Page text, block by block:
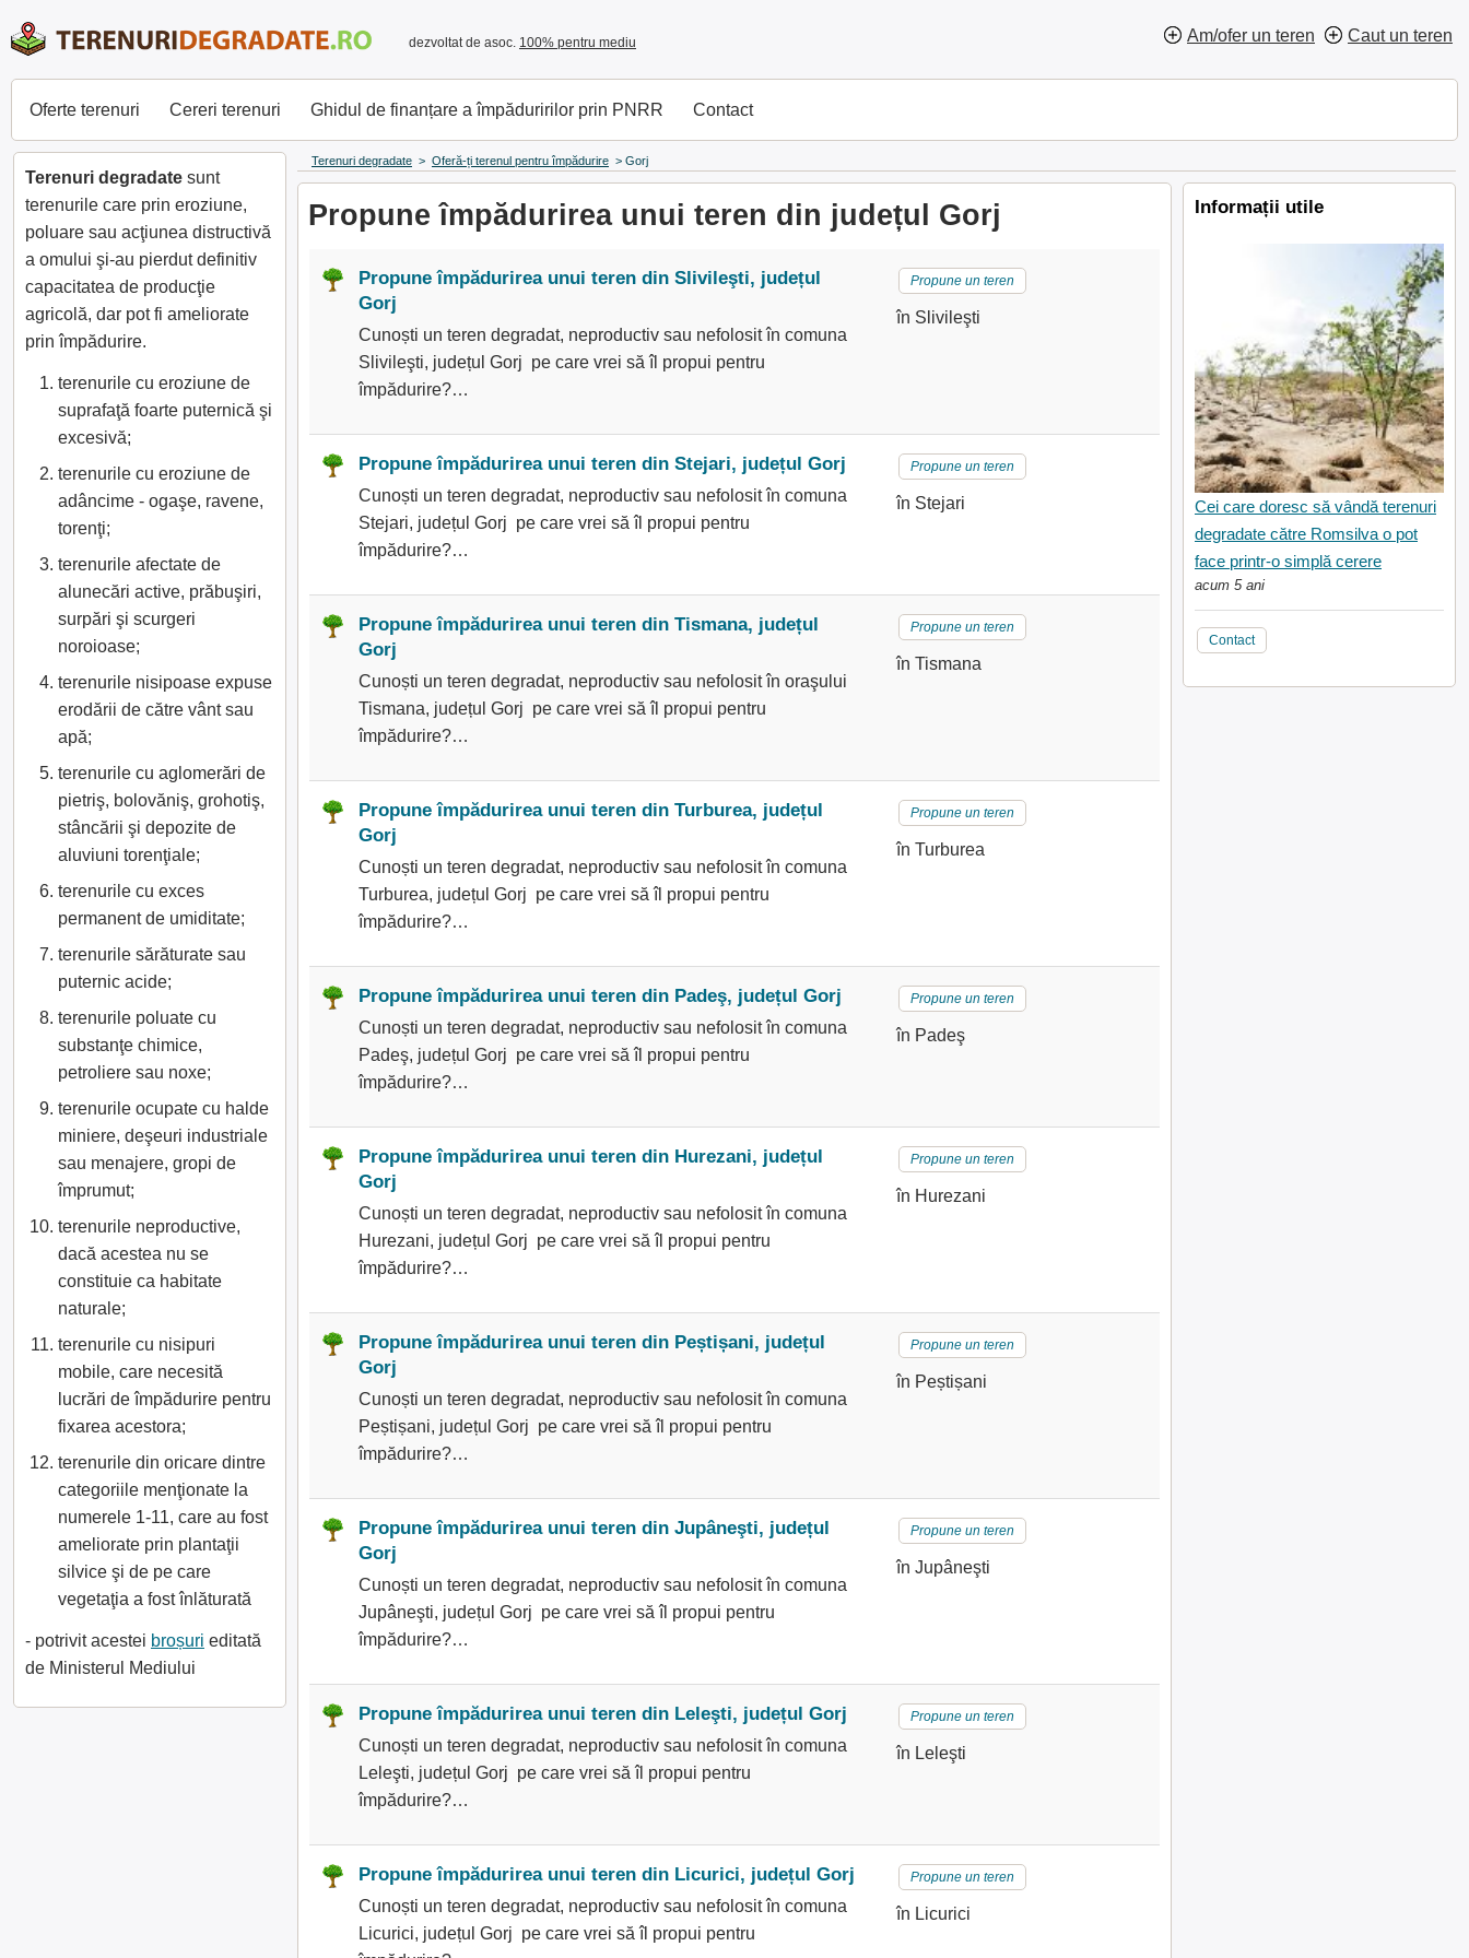
dezvoltat de asoc. 100% pentru mediu Am/ofer un teren Caut un teren
Oferte terenuri Cereri terenuri Ghidul de finanțare a împăduririlor prin PNRR Contact
Terenuri degradate > Oferă-ți terenul pentru împădurire > Gorj
Propune împădurirea unui teren din județul Gorj
Propune împădurirea unui teren din Slivileşti, județul
Gorj
Cunoști un teren degradat, neproductiv sau nefolosit în comuna
Slivileşti, județul Gorj pe care vrei să îl propui pentru
împădurire?…
Propune un teren
în Slivileşti
Propune împădurirea unui teren din Stejari, județul Gorj
Cunoști un teren degradat, neproductiv sau nefolosit în comuna
Stejari, județul Gorj pe care vrei să îl propui pentru
împădurire?…
Propune un teren
în Stejari
Propune împădurirea unui teren din Tismana, județul
Gorj
Cunoști un teren degradat, neproductiv sau nefolosit în oraşului
Tismana, județul Gorj pe care vrei să îl propui pentru
împădurire?…
Propune un teren
în Tismana
Propune împădurirea unui teren din Turburea, județul
Gorj
Cunoști un teren degradat, neproductiv sau nefolosit în comuna
Turburea, județul Gorj pe care vrei să îl propui pentru
împădurire?…
Propune un teren
în Turburea
Propune împădurirea unui teren din Padeş, județul Gorj
Cunoști un teren degradat, neproductiv sau nefolosit în comuna
Padeş, județul Gorj pe care vrei să îl propui pentru
împădurire?…
Propune un teren
în Padeş
Propune împădurirea unui teren din Hurezani, județul
Gorj
Cunoști un teren degradat, neproductiv sau nefolosit în comuna
Hurezani, județul Gorj pe care vrei să îl propui pentru
împădurire?…
Propune un teren
în Hurezani
Propune împădurirea unui teren din Peștișani, județul
Gorj
Cunoști un teren degradat, neproductiv sau nefolosit în comuna
Peștișani, județul Gorj pe care vrei să îl propui pentru
împădurire?…
Propune un teren
în Peștișani
Propune împădurirea unui teren din Jupâneşti, județul
Gorj
Cunoști un teren degradat, neproductiv sau nefolosit în comuna
Jupâneşti, județul Gorj pe care vrei să îl propui pentru
împădurire?…
Propune un teren
în Jupâneşti
Propune împădurirea unui teren din Leleşti, județul Gorj
Cunoști un teren degradat, neproductiv sau nefolosit în comuna
Leleşti, județul Gorj pe care vrei să îl propui pentru
împădurire?…
Propune un teren
în Leleşti
Propune împădurirea unui teren din Licurici, județul Gorj
Cunoști un teren degradat, neproductiv sau nefolosit în comuna
Licurici, județul Gorj pe care vrei să îl propui pentru
Propune un teren
în Licurici
Informații utile
Cei care doresc să vândă terenuri
degradate către Romsilva o pot
face printr-o simplă cerere
acum 5 ani
Contact
Terenuri degradate sunt
terenurile care prin eroziune,
poluare sau acţiunea distructivă
a omului şi-au pierdut definitiv
capacitatea de producţie
agricolă, dar pot fi ameliorate
prin împădurire.
terenurile cu eroziune de
suprafaţă foarte puternică şi
excesivă;
terenurile cu eroziune de
adâncime - ogaşe, ravene,
torenţi;
terenurile afectate de
alunecări active, prăbuşiri,
surpări şi scurgeri
noroioase;
terenurile nisipoase expuse
erodării de către vânt sau
apă;
terenurile cu aglomerări de
pietriş, bolovăniş, grohotiş,
stâncării şi depozite de
aluviuni torenţiale;
terenurile cu exces
permanent de umiditate;
terenurile sărăturate sau
puternic acide;
terenurile poluate cu
substanţe chimice,
petroliere sau noxe;
terenurile ocupate cu halde
miniere, deşeuri industriale
sau menajere, gropi de
împrumut;
terenurile neproductive,
dacă acestea nu se
constituie ca habitate
naturale;
terenurile cu nisipuri
mobile, care necesită
lucrări de împădurire pentru
fixarea acestora;
terenurile din oricare dintre
categoriile menţionate la
numerele 1-11, care au fost
ameliorate prin plantaţii
silvice şi de pe care
vegetaţia a fost înlăturată
- potrivit acestei broșuri editată
de Ministerul Mediului